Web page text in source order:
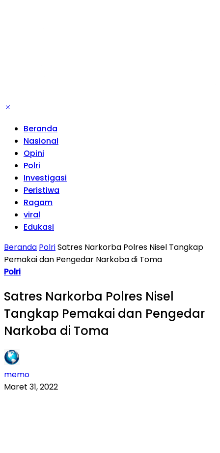
Beranda
Nasional
Opini
Polri
Investigasi
Peristiwa
Ragam
viral
Edukasi
Beranda PolriSatres Narkorba Polres Nisel Tangkap
Pemakai dan Pengedar Narkoba di Toma
Polri
Satres Narkorba Polres Nisel
Tangkap Pemakai dan Pengedar
Narkoba di Toma
memo
Maret 31, 2022